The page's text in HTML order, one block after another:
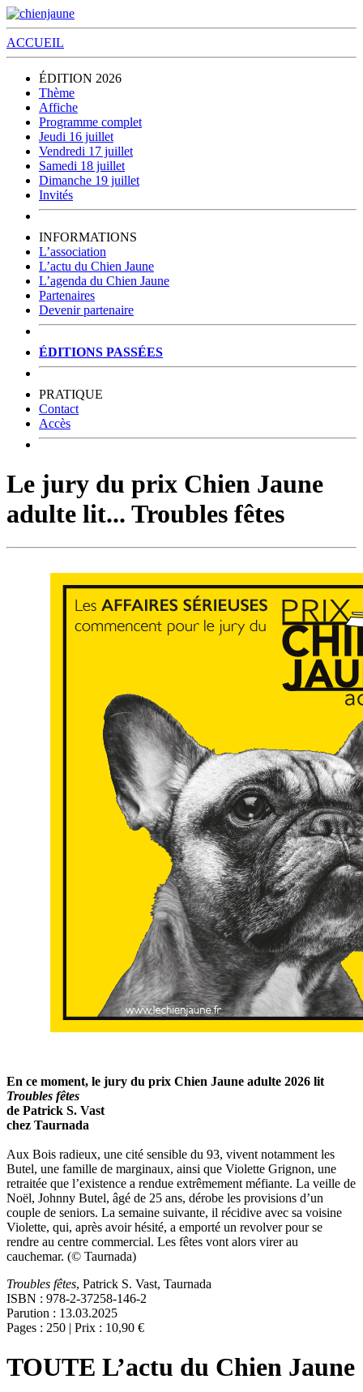
ACCUEIL
ÉDITION 2026
Thème
Affiche
Programme complet
Jeudi 16 juillet
Vendredi 17 juillet
Samedi 18 juillet
Dimanche 19 juillet
Invités
INFORMATIONS
L’association
L’actu du Chien Jaune
L’agenda du Chien Jaune
Partenaires
Devenir partenaire
ÉDITIONS PASSÉES
PRATIQUE
Contact
Accès
Le jury du prix Chien Jaune
adulte lit... Troubles fêtes
En ce moment, le jury du prix Chien Jaune adulte 2026 lit
Troubles fêtes
de Patrick S. Vast
chez Taurnada
Aux Bois radieux, une cité sensible du 93, vivent notamment les
Butel, une famille de marginaux, ainsi que Violette Grignon, une
retraitée que l’existence a rendue extrêmement méfiante. La veille de
Noël, Johnny Butel, âgé de 25 ans, dérobe les provisions d’un
couple de seniors. La semaine suivante, il récidive avec sa voisine
Violette, qui, après avoir hésité, a emporté un revolver pour se
rendre au centre commercial. Les fêtes vont alors virer au
cauchemar. (© Taurnada)
Troubles fêtes, Patrick S. Vast, Taurnada
ISBN : 978-2-37258-146-2
Parution : 13.03.2025
Pages : 250 | Prix : 10,90 €
TOUTE L’actu du Chien Jaune